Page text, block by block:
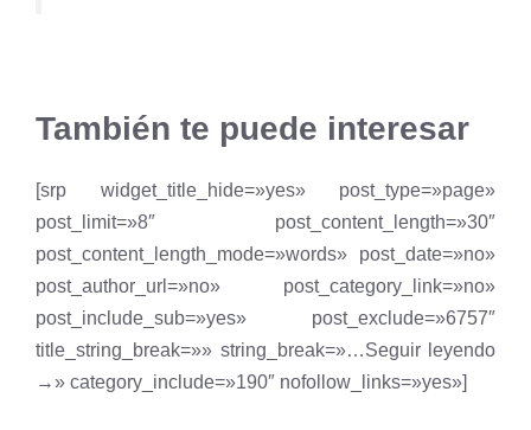
También te puede interesar
[srp widget_title_hide=»yes» post_type=»page»
post_limit=»8″ post_content_length=»30″
post_content_length_mode=»words» post_date=»no»
post_author_url=»no» post_category_link=»no»
post_include_sub=»yes» post_exclude=»6757″
title_string_break=»» string_break=»…Seguir leyendo
→» category_include=»190″ nofollow_links=»yes»]